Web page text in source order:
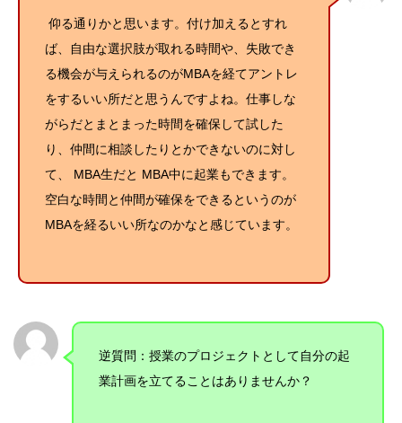
仰る通りかと思います。付け加えるとすれ
ば、自由な選択肢が取れる時間や、失敗でき
る機会が与えられるのがMBAを経てアントレ
をするいい所だと思うんですよね。仕事しな
がらだとまとまった時間を確保して試した
り、仲間に相談したりとかできないのに対し
て、 MBA生だと MBA中に起業もできます。
空白な時間と仲間が確保をできるというのが
MBAを経るいい所なのかなと感じています。
逆質問： 授業のプロジェクトとして自分の起
業計画を立てることはありませんか？